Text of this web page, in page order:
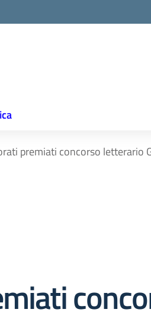
premiati concorso letterario